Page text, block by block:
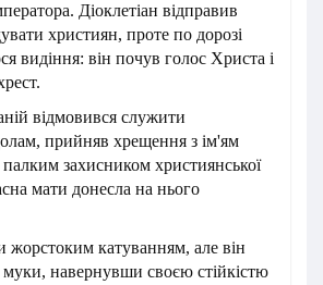
Діоклетіан відправив
християн, проте по дорозі
видіння: він почув голос Христа і
відмовився служити
прийняв хрещення з ім'ям
палким захисником християнської
мати донесла на нього
жорстоким катуванням, але він
муки, навернувши своєю стійкістю